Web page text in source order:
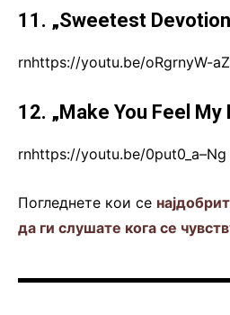
11. „Sweetest
rnhttps://youtu.be/oRgrnyW-
12. „Make You Feel My
rnhttps://youtu.be/0put0_a–Ng
Погледнете кои се
да ги слушате кога се